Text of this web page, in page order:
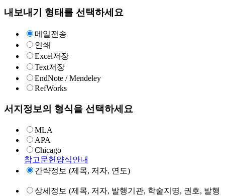
내보내기 형태를 선택하세요
메일전송
인쇄
Excel저장
Text저장
EndNote / Mendeley
RefWorks
서지정보의 형식을 선택하세요
MLA
APA
Chicago
참고문헌양식안내
간략정보 (제목, 저자, 연도)
상세정보 (제목, 저자, 발행기관, 학술지명, 권호, 발행